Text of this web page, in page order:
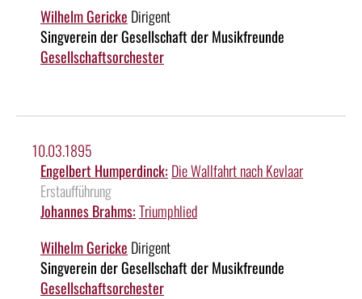
Wilhelm Gericke Dirigent
Singverein der Gesellschaft der Musikfreunde
Gesellschaftsorchester
10.03.1895
Engelbert Humperdinck: Die Wallfahrt nach Kevlaar
Erstaufführung
Johannes Brahms:Triumphlied
Wilhelm Gericke Dirigent
Singverein der Gesellschaft der Musikfreunde
Gesellschaftsorchester